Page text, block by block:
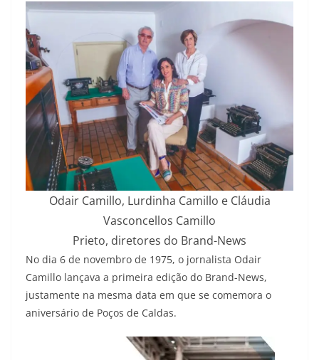
Odair Camillo, Lurdinha Camillo e Cláudia
Vasconcellos Camillo
Prieto, diretores do Brand-News
No dia 6 de novembro de 1975, o jornalista Odair
Camillo lançava a primeira edição do Brand-News,
justamente na mesma data em que se comemora o
aniversário de Poços de Caldas.